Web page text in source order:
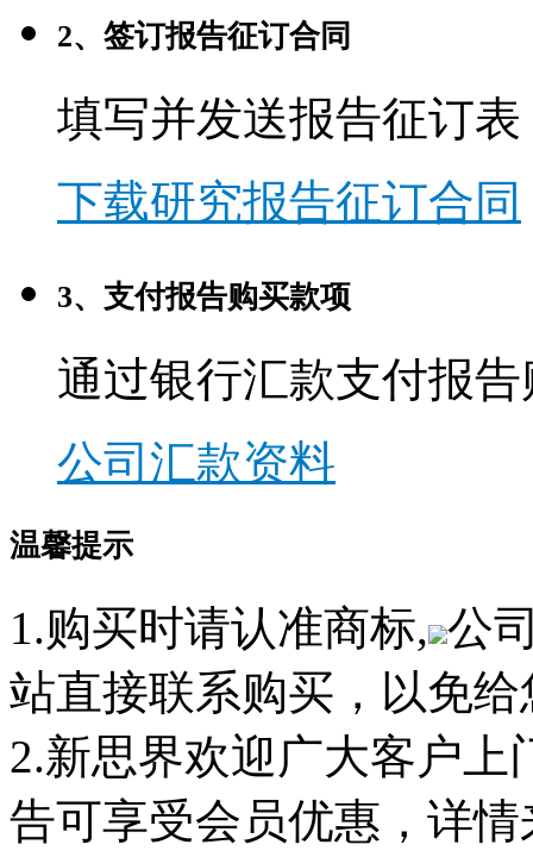
2、签订报告征订合同
填写并发送报告征订表
下载研究报告征订合同
3、支付报告购买款项
通过银行汇款支付报
公司汇款资料
温馨提示
1.购买时请认准商标, 公
站直接联系购买，以免
2.新思界欢迎广大客户
告可享受会员优惠，详